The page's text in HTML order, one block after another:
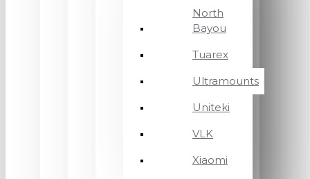
North
Bayou
Tuarex
Ultramounts
Uniteki
VLK
Xiaomi